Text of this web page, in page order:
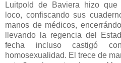
Luitpold de Baviera hizo que
loco, confiscando sus
manos de médicos,
llevando la regencia del
fecha incluso castigó
homosexualidad. El trece de